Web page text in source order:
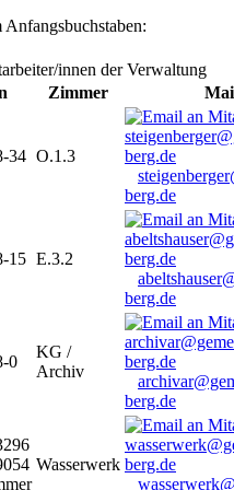
innen der Verwaltung
Zimmer
34 O.1.3
berg.de
15 E.3.2
berg.de
0
KG /
Archiv
berg.de
Wasserwerk